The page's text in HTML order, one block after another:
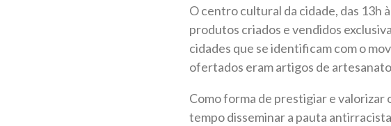
O centro cultural da cidade, das 13h
produtos criados e vendidos
cidades que se identificam com o
ofertados eram artigos de
Como forma de prestigiar e valorizar
tempo disseminar a pauta